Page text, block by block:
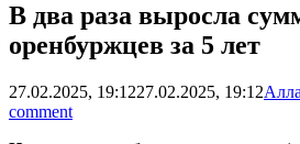
В два раза выросла
оренбуржцев за 5 лет
27.02.2025, 19:1227.02.2025, 19:12
comment